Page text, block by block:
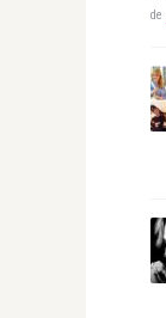
de